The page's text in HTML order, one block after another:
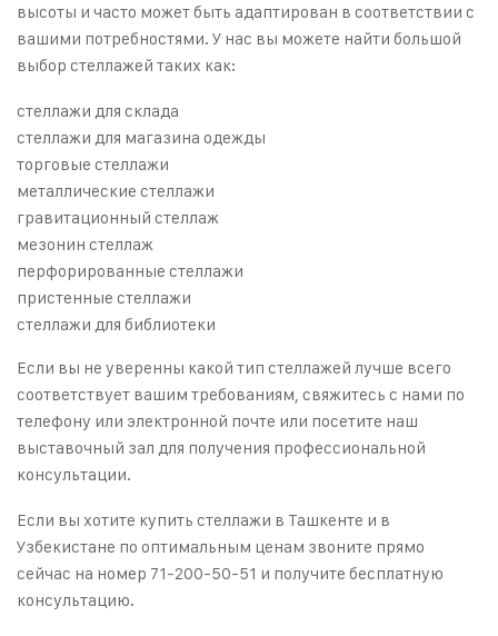
высоты и часто может быть адаптирован в соответствии с
вашими потребностями. У нас вы можете найти большой
выбор стеллажей таких как:
стеллажи для склада
стеллажи для магазина одежды
торговые стеллажи
металлические стеллажи
гравитационный стеллаж
мезонин стеллаж
перфорированные стеллажи
пристенные стеллажи
стеллажи для библиотеки
Если вы не уверенны какой тип стеллажей лучше всего
соответствует вашим требованиям, свяжитесь с нами по
телефону или электронной почте или посетите наш
выставочный зал для получения профессиональной
консультации.
Если вы хотите купить стеллажи в Ташкенте и в
Узбекистане по оптимальным ценам звоните прямо
сейчас на номер 71-200-50-51 и получите бесплатную
консультацию.